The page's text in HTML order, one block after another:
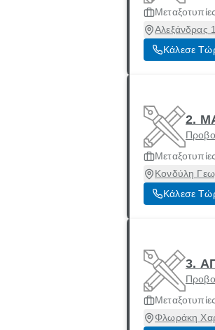
Αλεξάνδρας
Κάλεσε
2.
Κονδύλη
Κάλεσε
3.
Φλωράκη